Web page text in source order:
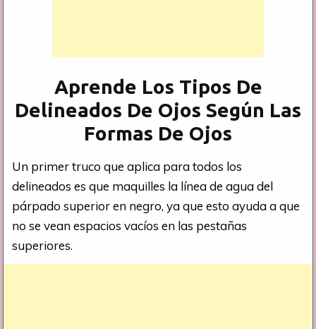
Aprende Los Tipos De
Delineados De Ojos Según Las
Formas De Ojos
Un primer truco que aplica para todos los
delineados es que maquilles la línea de agua del
párpado superior en negro, ya que esto ayuda a que
no se vean espacios vacíos en las pestañas
superiores.